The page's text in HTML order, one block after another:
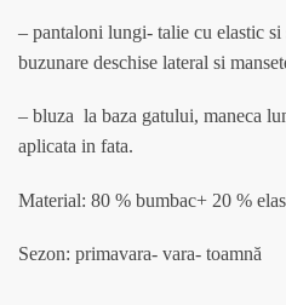
– pantaloni lungi- talie cu elastic
buzunare deschise lateral si
– bluza la baza gatului, maneca
aplicata in fata.
Material: 80 % bumbac+ 20 %
Sezon: primavara- vara- toamnă